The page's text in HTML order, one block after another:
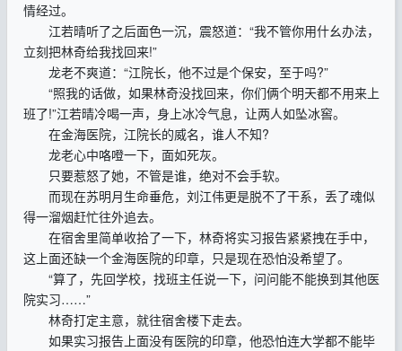
情经过。
江若晴听了之后面色一沉，震怒道：“我不管你用什幺办法，
立刻把林奇给我找回来!”
龙老不爽道：“江院长，他不过是个保安，至于吗?”
“照我的话做，如果林奇没找回来，你们俩个明天都不用来上
班了!”江若晴冷喝一声，身上冰冷气息，让两人如坠冰窖。
在金海医院，江院长的威名，谁人不知?
龙老心中咯噔一下，面如死灰。
只要惹怒了她，不管是谁，绝对不会手软。
而现在苏明月生命垂危，刘江伟更是脱不了干系，丢了魂似
得一溜烟赶忙往外追去。
在宿舍里简单收拾了一下，林奇将实习报告紧紧拽在手中，
这上面还缺一个金海医院的印章，只是现在恐怕没希望了。
“算了，先回学校，找班主任说一下，问问能不能换到其他医
院实习……”
林奇打定主意，就往宿舍楼下走去。
如果实习报告上面没有医院的印章，他恐怕连大学都不能毕